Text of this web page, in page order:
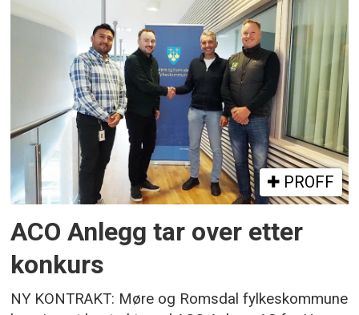
PROFF
ACO Anlegg tar over etter
konkurs
NY KONTRAKT: Møre og Romsdal fylkeskommune